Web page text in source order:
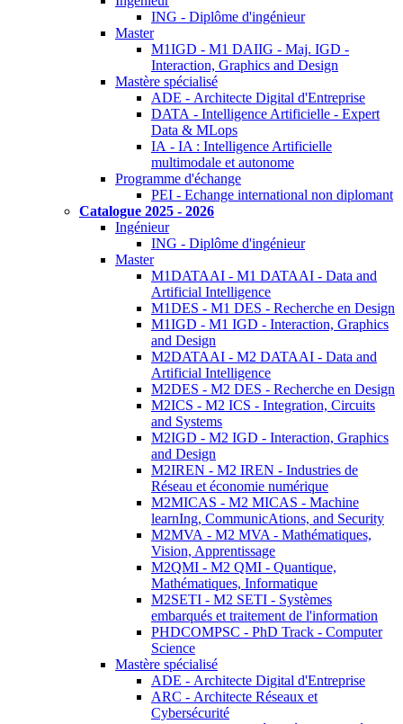
ING - Diplôme d'ingénieur
Master
M1IGD - M1 DAIIG - Maj. IGD -
Interaction, Graphics and Design
Mastère spécialisé
ADE - Architecte Digital d'Entreprise
DATA - Intelligence Artificielle - Expert
Data & MLops
IA - IA : Intelligence Artificielle
multimodale et autonome
Programme d'échange
PEI - Echange international non diplomant
Catalogue 2025 - 2026
Ingénieur
ING - Diplôme d'ingénieur
Master
M1DATAAI - M1 DATAAI - Data and
Artificial Intelligence
M1DES - M1 DES - Recherche en Design
M1IGD - M1 IGD - Interaction, Graphics
and Design
M2DATAAI - M2 DATAAI - Data and
Artificial Intelligence
M2DES - M2 DES - Recherche en Design
M2ICS - M2 ICS - Integration, Circuits
and Systems
M2IGD - M2 IGD - Interaction, Graphics
and Design
M2IREN - M2 IREN - Industries de
Réseau et économie numérique
M2MICAS - M2 MICAS - Machine
learnIng, CommunicAtions, and Security
M2MVA - M2 MVA - Mathématiques,
Vision, Apprentissage
M2QMI - M2 QMI - Quantique,
Mathématiques, Informatique
M2SETI - M2 SETI - Systèmes
embarqués et traitement de l'information
PHDCOMPSC - PhD Track - Computer
Science
Mastère spécialisé
ADE - Architecte Digital d'Entreprise
ARC - Architecte Réseaux et
Cybersécurité